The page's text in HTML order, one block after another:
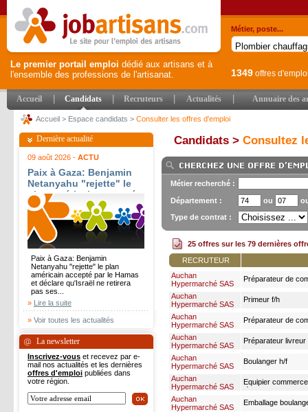
Le premier portail emploi dédié aux artisans et à
l'ensemble des professions de l'artisanat.
Métier, poste...
1349 offres
Accueil Candidats Recruteurs Actualités Annuaire des
Accueil > Espace candidats > Consulter les offres d'emploi
Dernière actualité
09 août 2026 - ACTU
Paix à Gaza: Benjamin
Netanyahu "rejette" le
plan américain accepté
par le Hamas et déclare
qu'Israël ne retirera pas
ses troupes - BFM
Paix à Gaza: Benjamin
Netanyahu "rejette" le plan
américain accepté par le Hamas
et déclare qu'Israël ne retirera
pas ses...
» Lire la suite
» Voir toutes les actualités
La newsletter
Inscrivez-vous et recevez par e-
mail nos actualités et les dernières
offres d'emploi publiées dans
votre région.
Candidats > Consultez
Métier recherché :
Département : ou
Type de contrat :
25 offres sur les 79 dernières
RECRUTEUR
Auchan
Hypermarché SAS
Préparateur de
Auchan
Hypermarché SAS
Primeur f/h
Auchan
Hypermarché SAS
Préparateur de
Auchan
Hypermarché SAS
Préparateur
Auchan
Hypermarché SAS
Boulanger h/f
Auchan
Hypermarché SAS
Equipier
légumes matin f/h
Auchan
Hypermarché SAS
Emballage